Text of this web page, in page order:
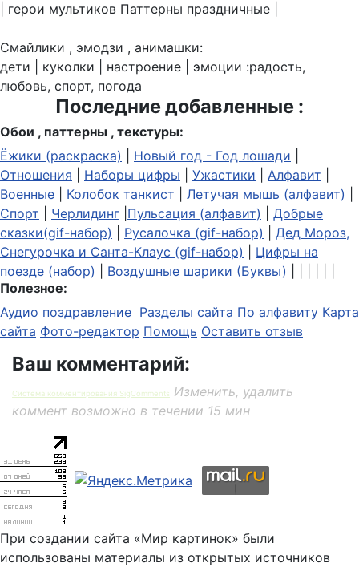
| герои мультиков Паттерны праздничные |
Смайлики , эмодзи , анимашки:
дети | куколки | настроение | эмоции :радость,
любовь, спорт, погода
Последние добавленные :
Обои , паттерны , текстуры:
Ёжики (раскраска)
Новый год - Год лошади
Отношения
Наборы цифры Ужастики Алфавит
Военные
Колобок танкист Летучая мышь (алфавит)
Спорт
Черлидинг Пульсация (алфавит)
Добрые
сказки(gif-набор)
Русалочка (gif-набор)
Дед Мороз,
Снегурочка и Санта-Клаус (gif-набор)
Цифры на
поезде (набор)
Воздушные шарики (Буквы)
Полезное:
Аудио поздравление Разделы сайта По алфавиту Карта
сайта Фото-редактор Помощь Оставить отзыв
Ваш комментарий:
Система комментирования SigComments
Изменить, удалить
коммент возможно в течении 15 мин
При создании сайта «Мир картинок» были
использованы материалы из открытых источников